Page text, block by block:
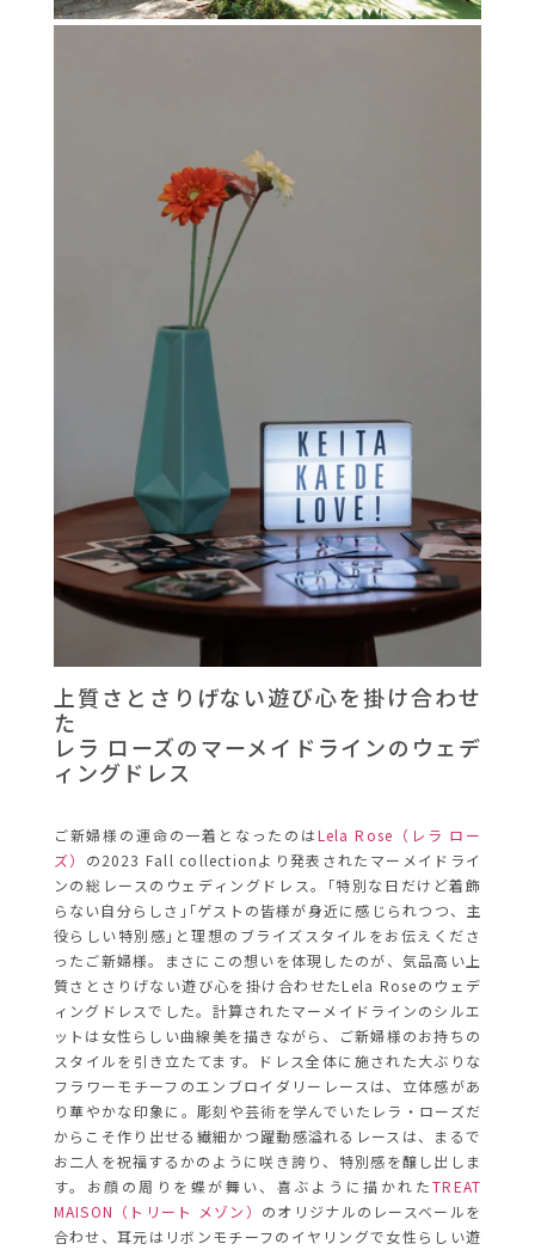
上質さとさりげない遊び心を掛け合わせ
た
レラ ローズのマーメイドラインのウェデ
ィングドレス
ご新婦様の運命の一着となったのはLela Rose（レラ ロー
ズ） の2023 Fall collectionより発表されたマーメイドライ
ンの総レースのウェディングドレス。｢特別な日だけど着飾
らない自分らしさ｣｢ゲストの皆様が身近に感じられつつ、主
役らしい特別感｣と理想のブライズスタイルをお伝えくださ
ったご新婦様。まさにこの想いを体現したのが、気品高い上
質さとさりげない遊び心を掛け合わせたLela Roseのウェデ
ィングドレスでした。計算されたマーメイドラインのシルエ
ットは女性らしい曲線美を描きながら、ご新婦様のお持ちの
スタイルを引き立たてます。ドレス全体に施された大ぶりな
フラワーモチーフのエンブロイダリーレースは、立体感があ
り華やかな印象に。彫刻や芸術を学んでいたレラ・ローズだ
からこそ作り出せる繊細かつ躍動感溢れるレースは、まるで
お二人を祝福するかのように咲き誇り、特別感を醸し出しま
す。お顔の周りを蝶が舞い、喜ぶように描かれたTREAT
MAISON（トリート メゾン） のオリジナルのレースベールを
合わせ、耳元はリボンモチーフのイヤリングで女性らしい遊